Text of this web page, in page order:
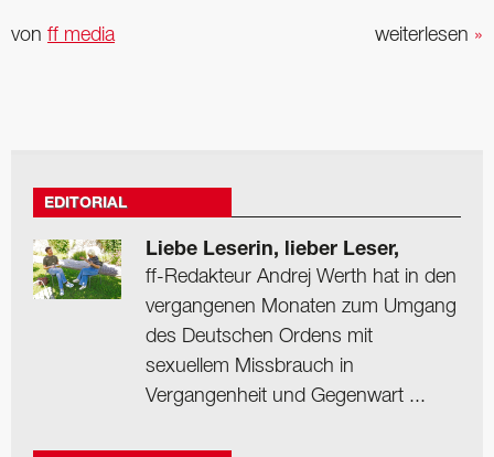
weiterlesen »
von ff media
EDITORIAL
Liebe Leserin, lieber Leser,
ff-Redakteur Andrej Werth hat in den
vergangenen Monaten zum Umgang
des Deutschen Ordens mit
sexuellem Missbrauch in
Vergangenheit und Gegenwart ...